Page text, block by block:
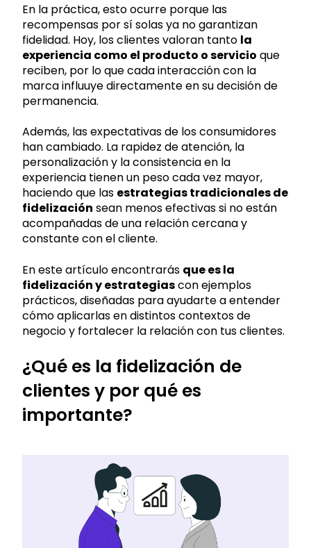
En la práctica, esto ocurre porque las
recompensas por sí solas ya no garantizan
fidelidad. Hoy, los clientes valoran tanto la
experiencia como el producto o servicio que
reciben, por lo que cada interacción con la
marca influuye directamente en su decisión de
permanencia.
Además, las expectativas de los consumidores
han cambiado. La rapidez de atención, la
personalización y la consistencia en la
experiencia tienen un peso cada vez mayor,
haciendo que las estrategias tradicionales de
fidelización sean menos efectivas si no están
acompañadas de una relación cercana y
constante con el cliente.
En este artículo encontrarás que es la
fidelización y estrategiascon ejemplos
prácticos, diseñadas para ayudarte a entender
cómo aplicarlas en distintos contextos de
negocio y fortalecer la relación con tus clientes.
¿Qué es la fidelización de
clientes y por qué es
importante?